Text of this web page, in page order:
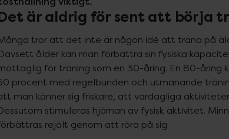
är aldrig för sent att börja
tror att det inte är någon idé att träna på
ålder kan man förbättra sin fysiska
för träning som en 30-åring. En 80-åring
procent med regelbunden och utmanande
man känner sig friskare, att vardagliga
stimuleras hjärnan av fysisk aktivitet.
rejält genom att röra på sig.